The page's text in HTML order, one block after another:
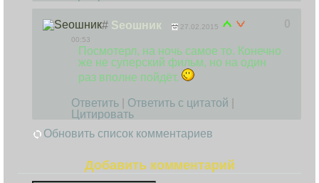
# Seoшник
27.02.2015
00:53
Посмотерл, на ночь самое то. Конечно
же не суперский фильм, но на один
раз вполне пойдёт.
Ответить Ответить с цитатой
Цитировать
Обновить список комментариев
Добавить комментарий